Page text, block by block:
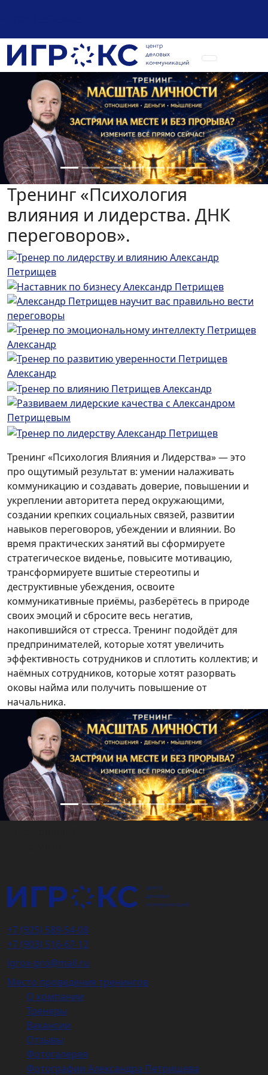
Тренинг «Психология
влияния и лидерства. ДНК
переговоров».
Тренинг «Психология Влияния и Лидерства» — это
про ощутимый результат в: умении налаживать
коммуникацию и создавать доверие, повышении и
укреплении авторитета перед окружающими,
создании крепких социальных связей, развитии
навыков переговоров, убеждении и влиянии. Во
время практических занятий вы сформируете
стратегическое виденье, повысите мотивацию,
трансформируете вшитые стереотипы и
деструктивные убеждения, освоите
коммуникативные приёмы, разберётесь в природе
своих эмоций и сбросите весь негатив,
накопившийся от стресса. Тренинг подойдёт для
предпринимателей, которые хотят увеличить
эффективность сотрудников и сплотить коллектив; и
наёмных сотрудников, которые хотят разорвать
оковы найма или получить повышение от
начальника.
+7 (925) 589-54-08
+7 (903) 516-67-12
igrox-pro@mail.ru
Место проведения тренингов
О компании
Тренеры
Вакансии
Отзывы
Фотогалерея
Фотографии Александра Петрищева